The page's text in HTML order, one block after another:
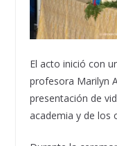
El acto inició con
profesora Marilyn
presentación de
academia y de los